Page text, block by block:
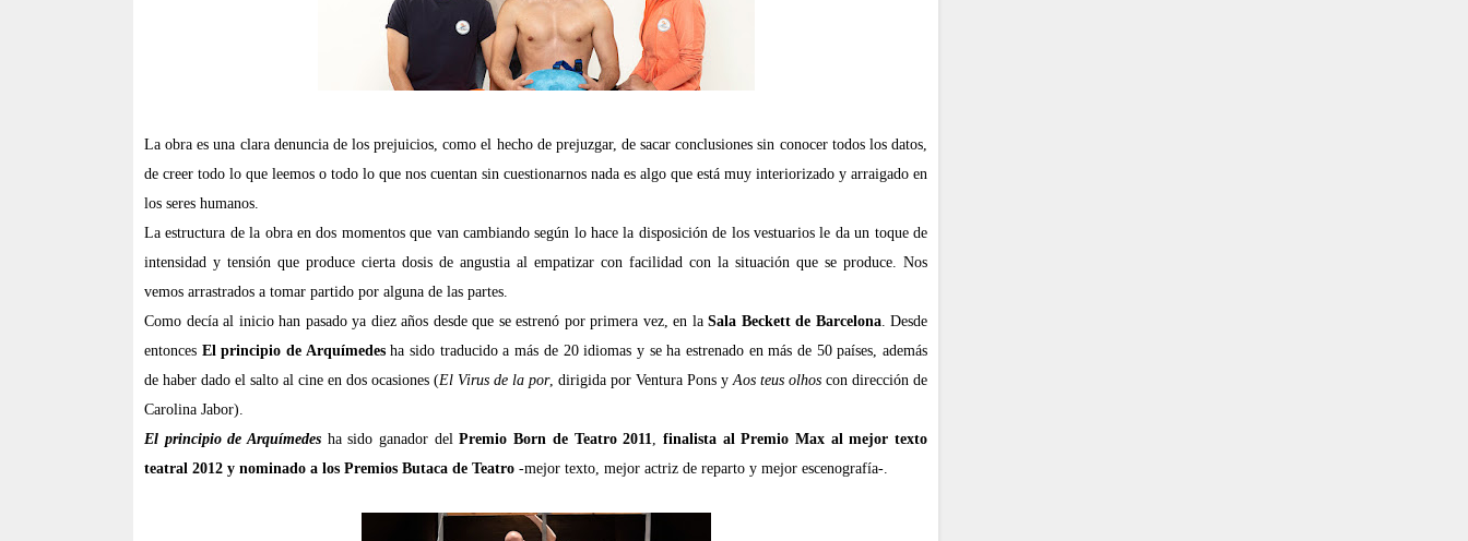
La obra es una clara denuncia de los prejuicios, como el hecho de prejuzgar, de sacar conclusiones sin conocer todos los datos,
de creer todo lo que leemos o todo lo que nos cuentan sin cuestionarnos nada es algo que está muy interiorizado y arraigado en
los seres humanos.
La estructura de la obra en dos momentos que van cambiando según lo hace la disposición de los vestuarios le da un toque de
intensidad y tensión que produce cierta dosis de angustia al empatizar con facilidad con la situación que se produce. Nos
vemos arrastrados a tomar partido por alguna de las partes.
Como decía al inicio han pasado ya diez años desde que se estrenó por primera vez, en la Sala Beckett de Barcelona. Desde
entonces El principio de Arquímedes ha sido traducido a más de 20 idiomas y se ha estrenado en más de 50 países, además
de haber dado el salto al cine en dos ocasiones (El Virus de la por, dirigida por Ventura Pons yAos teus olhos con dirección de
Carolina Jabor).
El principio de Arquímedes ha sido ganador delPremio Born de Teatro 2011, finalista al Premio Max al mejor texto
teatral 2012 y nominado a los Premios Butaca de Teatro -mejor texto, mejor actriz de reparto y mejor escenografía-.